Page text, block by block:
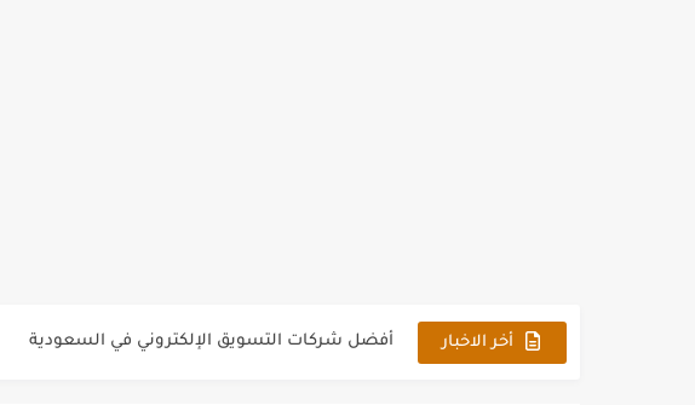
أخر الاخبار أحدث 10 هواتف ذكية: افضل موبايل بسعر 6000 في السعودية